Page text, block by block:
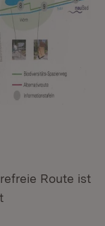
Route ist